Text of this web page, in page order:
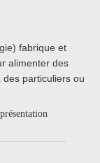
fabrique et
alimenter des
particuliers ou